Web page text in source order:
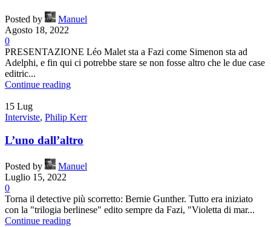
Posted by
Manuel
Agosto 18, 2022
0
PRESENTAZIONE Léo Malet sta a Fazi come Simenon sta ad
Adelphi, e fin qui ci potrebbe stare se non fosse altro che le due case
editric...
Continue reading
15 Lug
Interviste, Philip Kerr
L’uno dall’altro
Posted by
Manuel
Luglio 15, 2022
0
Torna il detective più scorretto: Bernie Gunther. Tutto era iniziato
con la "trilogia berlinese" edito sempre da Fazi, "Violetta di mar...
Continue reading